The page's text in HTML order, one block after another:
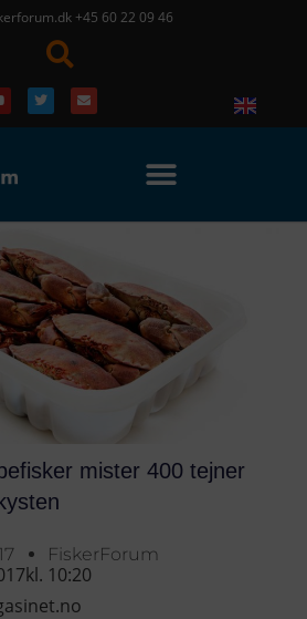
+45 60 22 09 46
mister 400 tejner
FiskerForum
kl. 10:20